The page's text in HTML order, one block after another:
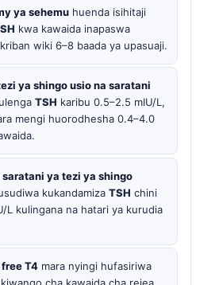
ya sehemu huenda isihitaji
kwa kawaida inapaswa
wiki 6–8 baada ya upasuaji.
ya shingo usio na saratani
TSH karibu 0.5–2.5 mIU/L,
mengi huorodhesha 0.4–4.0
ya tezi ya shingo
kukandamiza TSH chini
L kulingana na hatari ya kurudia
T4 mara nyingi hufasiriwa